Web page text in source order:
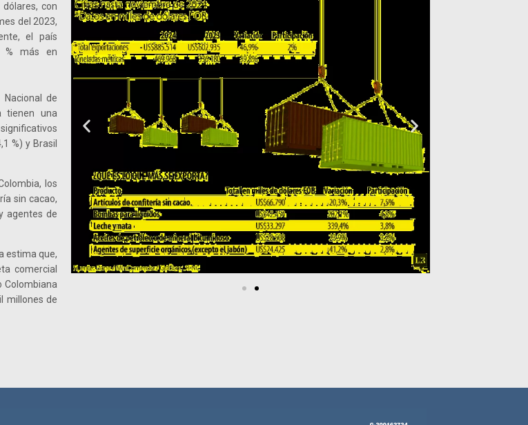
con
del 2023,
el país
% más en
de
tienen una
%) y Brasil
los
sin cacao,
agentes de
estima que,
comercial
Colombiana
millones de